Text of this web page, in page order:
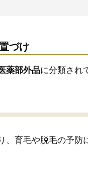
づけ
薬部外品に分類され
、育毛や脱毛の予防